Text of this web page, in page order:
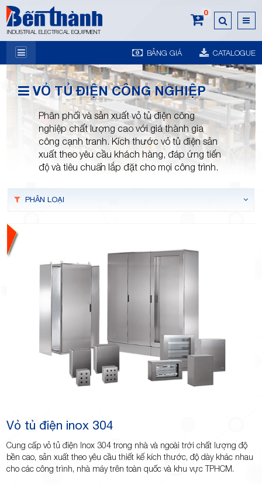
INDUSTRIAL ELECTRICAL EQUIPMENT
0
BẢNG GIÁ CATALOGUE
7A
Trương
Minh
Giảng,
phường
VỎ TỦ ĐIỆN CÔNG NGHIỆP
Phân phối và sản xuất vỏ tủ điện công
nghiệp chất lượng cao với giá thành gia
công cạnh tranh. Kích thước vỏ tủ điện sản
xuất theo yêu cầu khách hàng, đáp ứng tiến
độ và tiêu chuẩn lắp đặt cho mọi công trình.
PHÂN LOẠI
Vỏ tủ điện inox 304
Cung cấp vỏ tủ điện Inox 304 trong nhà và ngoài trời chất lượng độ
bền cao, sản xuất theo yêu cầu thiết kế kích thước, độ dày khác nhau
cho các công trình, nhà máy trên toàn quốc và khu vực TPHCM.